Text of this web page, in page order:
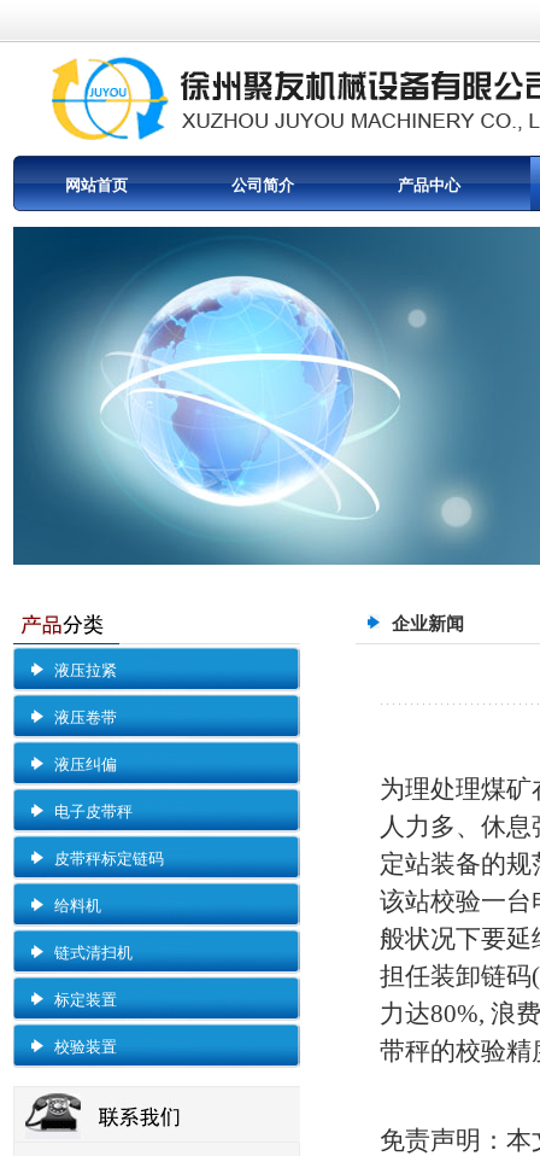
网站首页 公司简介 产品中心
液压拉紧
液压卷带
液压纠偏
电子皮带秤
皮带秤标定链码
给料机
链式清扫机
标定装置
校验装置
企业新闻
为理处理煤
人力多、休
定站装备的
该站校验一台
般状况下要延
担任装卸链码
力达80%, 浪
带秤的校验精
免责声明：